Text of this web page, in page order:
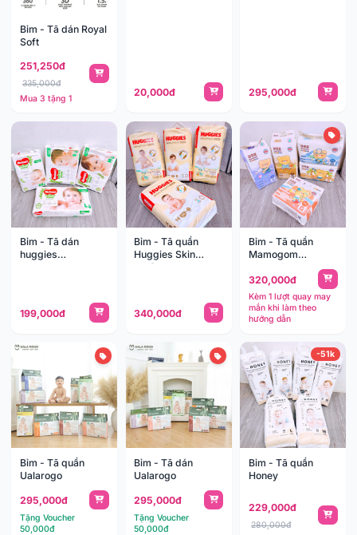
Bỉm - Tã dán Royal
Soft
251,250đ
335,000đ
Mua 3 tặng 1
20,000đ 295,000đ
Bỉm - Tã dán
huggies
199,000đ
Bỉm - Tã quần
Huggies Skin
Perfect
340,000đ
Bỉm - Tã quần
Mamogom
Dynamic
320,000đ
Kèm 1 lượt quay may
mắn khi làm theo
hướng dẫn
Bỉm - Tã quần
Ualarogo
295,000đ
Tặng Voucher
50,000đ
Bỉm - Tã dán
Ualarogo
295,000đ
Tặng Voucher
50,000đ
-51k
Bỉm - Tã quần
Honey
229,000đ
280,000đ